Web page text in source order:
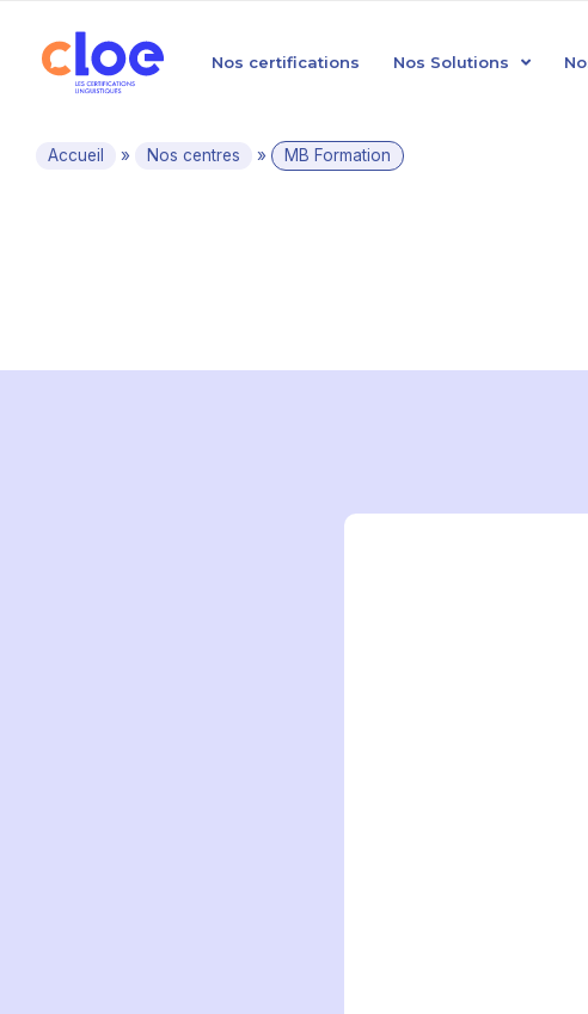
Nos certifications Nos Solutions
Accueil » Nos centres » MB Formation